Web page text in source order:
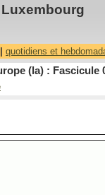
quotidiens et
(la) : Fascicule